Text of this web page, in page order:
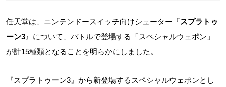
任天堂は、ニンテンドースイッチ向けシューター『スプラトゥ
ーン3 』について、バトルで登場する「スペシャルウェポン」
が計15種類となることを明らかにしました。
『スプラトゥーン3』から新登場するスペシャルウェポンとし